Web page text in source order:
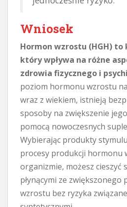
Wniosek
Hormon wzrostu (HGH) to
który wpływa na różne
zdrowia fizycznego i
poziom hormonu wzrostu
wraz z wiekiem, istnieją
sposoby na zwiększenie
pomocą nowoczesnych
Wybierając produkty
procesy produkcji hormonu
organizmie, możesz cieszyć
płynącymi ze
wzrostu bez ryzyka